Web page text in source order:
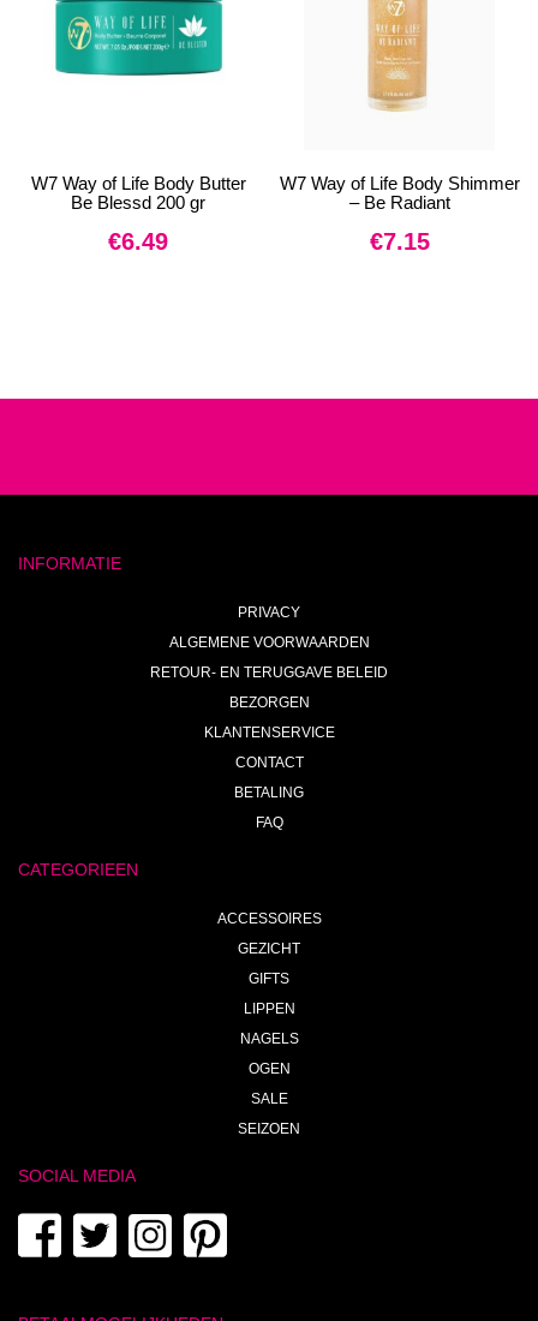
W7 Way of Life Body Butter
Be Blessd 200 gr
€6.49
W7 Way of Life Body Shimmer
– Be Radiant
€7.15
INFORMATIE
PRIVACY
ALGEMENE VOORWAARDEN
RETOUR- EN TERUGGAVE BELEID
BEZORGEN
KLANTENSERVICE
CONTACT
BETALING
FAQ
CATEGORIEEN
ACCESSOIRES
GEZICHT
GIFTS
LIPPEN
NAGELS
OGEN
SALE
SEIZOEN
SOCIAL MEDIA